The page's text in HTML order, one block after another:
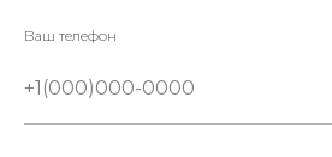
Ваш телефон